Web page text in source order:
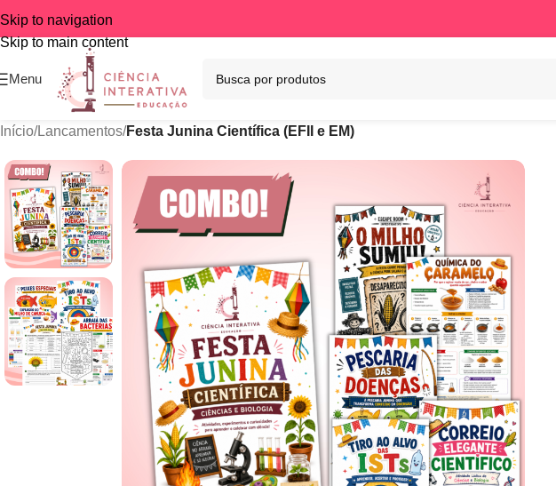
Skip to navigation
Skip to main content
Menu
Início/Lancamentos/Festa Junina Científica (EFII e EM)